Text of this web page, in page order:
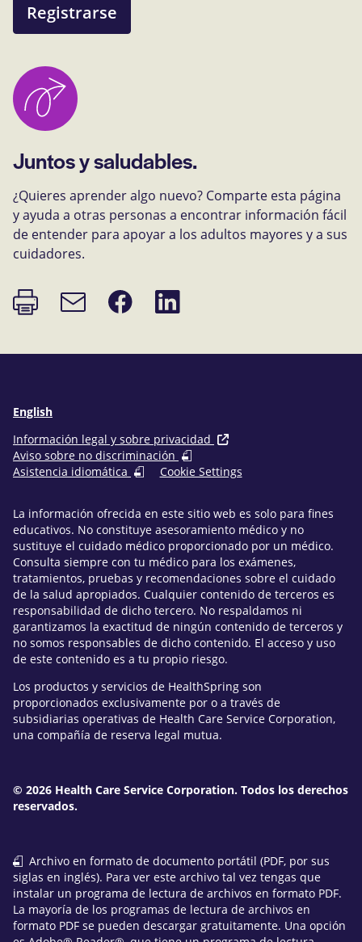
Registrarse
Juntos y saludables.
¿Quieres aprender algo nuevo? Comparte esta página
y ayuda a otras personas a encontrar información fácil
de entender para apoyar a los adultos mayores y a sus
cuidadores.
Imprimir
página
Enlace
de
Compartir
en
Compartir
en
English
Información legal y sobre privacidad
Aviso sobre no discriminación
Asistencia idiomática
Cookie Settings
La información ofrecida en este sitio web es solo para fines
educativos. No constituye asesoramiento médico y no
sustituye el cuidado médico proporcionado por un médico.
Consulta siempre con tu médico para los exámenes,
tratamientos, pruebas y recomendaciones sobre el cuidado
de la salud apropiados. Cualquier contenido de terceros es
responsabilidad de dicho tercero. No respaldamos ni
garantizamos la exactitud de ningún contenido de terceros y
no somos responsables de dicho contenido. El acceso y uso
de este contenido es a tu propio riesgo.
Los productos y servicios de HealthSpring son
proporcionados exclusivamente por o a través de
subsidiarias operativas de Health Care Service Corporation,
una compañía de reserva legal mutua.
© 2026 Health Care Service Corporation. Todos los derechos
reservados.
Archivo en formato de documento portátil (PDF, por sus
siglas en inglés). Para ver este archivo tal vez tengas que
instalar un programa de lectura de archivos en formato PDF.
La mayoría de los programas de lectura de archivos en
formato PDF se pueden descargar gratuitamente. Una opción